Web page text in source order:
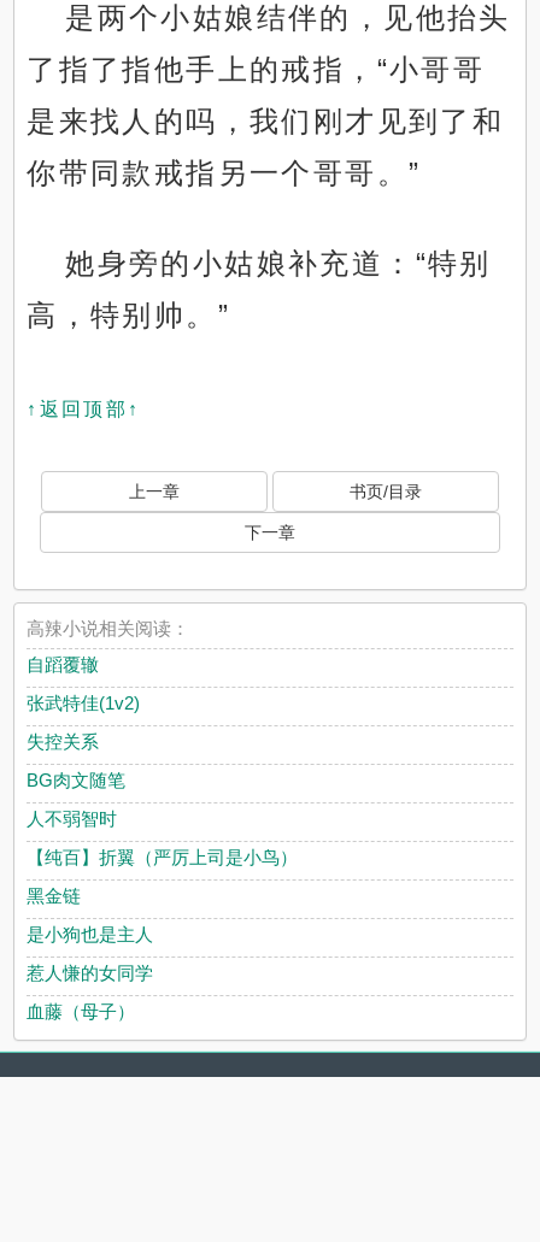
是两个小姑娘结伴的，见他抬头
了指了指他手上的戒指，“小哥哥
是来找人的吗，我们刚才见到了和
你带同款戒指另一个哥哥。”
她身旁的小姑娘补充道：“特别
高，特别帅。”
↑返回顶部↑
上一章 书页/目录
下一章
高辣小说相关阅读：
自蹈覆辙
张武特佳(1v2)
失控关系
BG肉文随笔
人不弱智时
【纯百】折翼（严厉上司是小鸟）
黑金链
是小狗也是主人
惹人慊的女同学
血藤（母子）